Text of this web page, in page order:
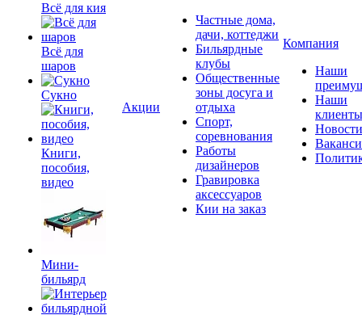
Всё для кия
Всё для
шаров
Сукно
Книги,
пособия,
видео
Мини-
бильярд
Акции
Частные дома,
дачи, коттеджи
Бильярдные
клубы
Общественные
зоны досуга и
отдыха
Спорт,
соревнования
Работы
дизайнеров
Гравировка
аксессуаров
Кии на заказ
Компания
Наши
Наши
клиенты
Новости